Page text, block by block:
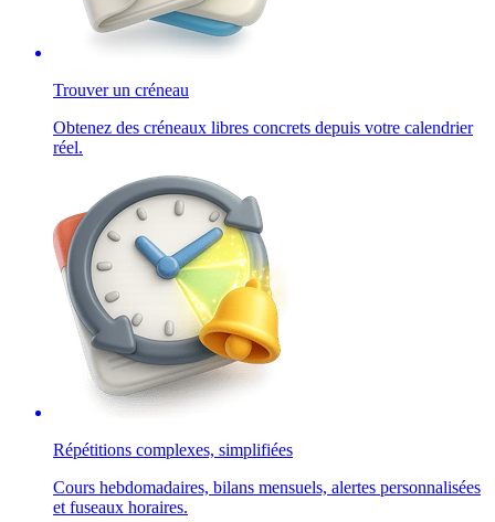
Trouver un créneau
Obtenez des créneaux libres concrets depuis votre calendrier
réel.
Répétitions complexes, simplifiées
Cours hebdomadaires, bilans mensuels, alertes personnalisées
et fuseaux horaires.